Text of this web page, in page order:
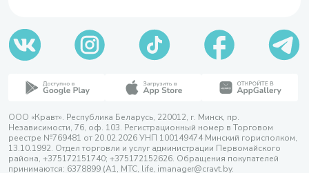
ООО «Кравт». Республика Беларусь, 220012, г. Минск, пр.
Независимости, 76, оф. 103. Регистрационный номер в Торговом
реестре №769481 от 20.02.2026 УНП 100149474 Минский горисполком,
13.10.1992. Отдел торговли и услуг администрации Первомайского
района, +375172151740; +375172152626. Обращения покупателей
принимаются: 6378899 (А1, МТС, life, imanager@cravt.by.